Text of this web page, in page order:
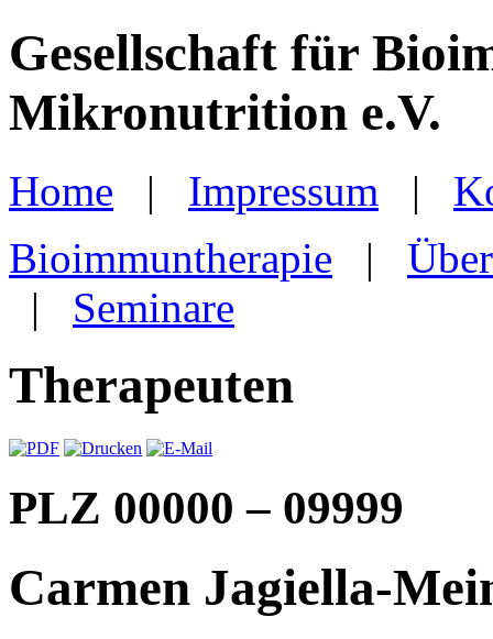
Gesellschaft für
Mikronutrition e.V.
Home | Impressum |
Bioimmuntherapie |
| Seminare
Therapeuten
PLZ 00000 – 09999
Carmen Jagiella-